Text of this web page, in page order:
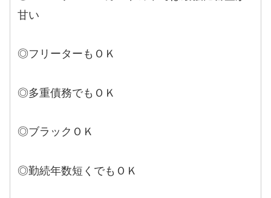
甘い
◎フリーターもＯＫ
◎多重債務でもＯＫ
◎ブラックＯＫ
◎勤続年数短くでもＯＫ